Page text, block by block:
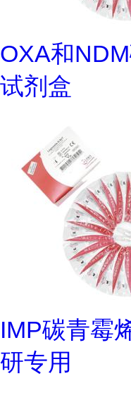
OXA和
试剂盒
IMP碳青霉
研专用